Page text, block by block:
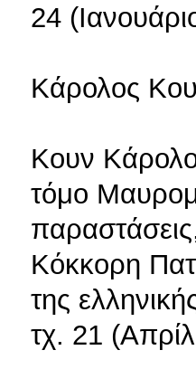
24
Κάρολος
Κουν
τόμο
Κόκκορη
της
τχ. 21